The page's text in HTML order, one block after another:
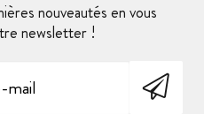
nouveautés en vous
newsletter !